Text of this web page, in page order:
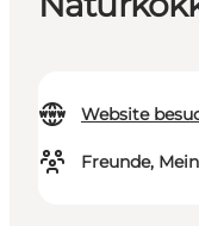
Website
Freunde,